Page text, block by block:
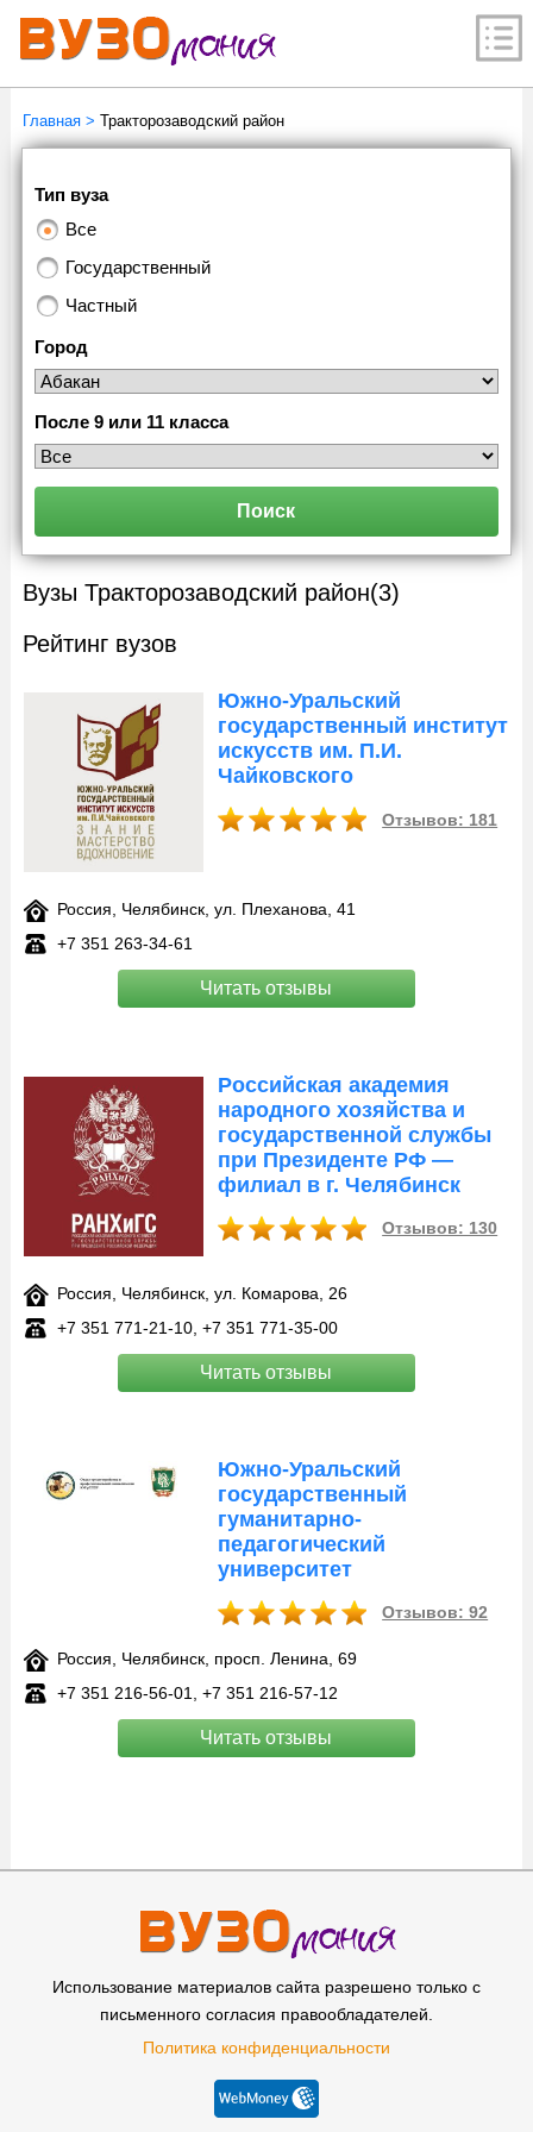
Главная> Тракторозаводский район
Тип вуза
Все
Государственный
Частный
Город
После 9 или 11 класса
Поиск
Вузы Тракторозаводский район(3)
Рейтинг вузов
Южно-Уральский
государственный институт
искусств им. П.И.
Чайковского
Отзывов: 181
Россия, Челябинск, ул. Плеханова, 41
+7 351 263‑34-61
Читать отзывы
Российская академия
народного хозяйства и
государственной службы
при Президенте РФ —
филиал в г. Челябинск
Отзывов: 130
Россия, Челябинск, ул. Комарова, 26
+7 351 771‑21-10, +7 351 771‑35-00
Читать отзывы
Южно-Уральский
государственный
гуманитарно-
педагогический
университет
Отзывов: 92
Россия, Челябинск, просп. Ленина, 69
+7 351 216‑56-01, +7 351 216‑57-12
Читать отзывы
Использование материалов сайта разрешено только с
письменного согласия правообладателей.
Политика конфиденциальности